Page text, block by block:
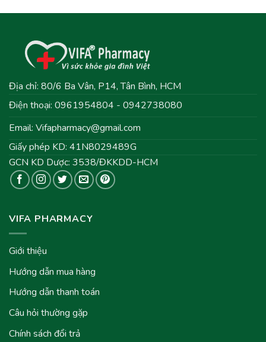
Địa chỉ: 80/6 Ba Vân, P14, Tân Bình, HCM
Điện thoại: 0961954804 - 0942738080
Email: Vifapharmacy@gmail.com
Giấy phép KD: 41N8029489G
GCN KD Dược: 3538/ĐKKDD-HCM
VIFA PHARMACY
Giới thiệu
Hướng dẫn mua hàng
Hướng dẫn thanh toán
Câu hỏi thường gặp
Chính sách đổi trả